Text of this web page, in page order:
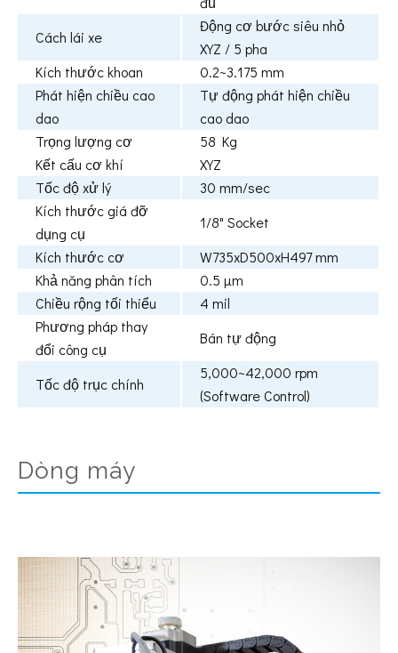
Cách lái xe
Động cơ bước siêu nhỏ
XYZ / 5 pha
Kích thước khoan
0.2~3.175 mm
Phát hiện chiều cao
dao
Tự động phát hiện chiều
cao dao
Trọng lượng cơ
58 Kg
Kết cấu cơ khí
XYZ
Tốc độ xử lý
30 mm/sec
Kích thước giá đỡ
dụng cụ
1/8" Socket
Kích thước cơ
W735xD500xH497 mm
Khả năng phân tích
0.5 µm
Chiều rộng tối thiểu
4 mil
Phương pháp thay
đổi công cụ
Bán tự động
Tốc độ trục chính
5,000~42,000 rpm
(Software Control)
Dòng máy